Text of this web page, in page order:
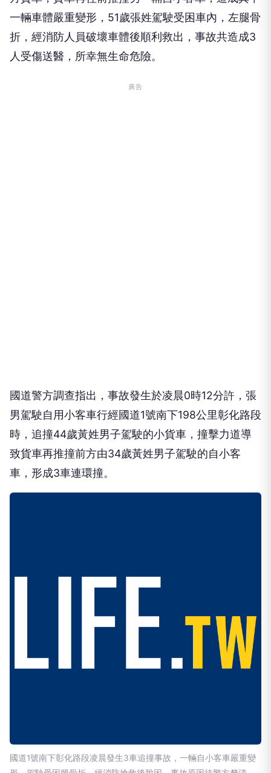
一輛車體嚴重變形，51歲張姓駕駛受困車內，左腿骨
折，經消防人員破壞車體後順利救出，事故共造成3
人受傷送醫，所幸無生命危險。
廣告
男駕駛自用小客車行經國道1號南下198公里彰化路段
時，追撞44歲黃姓男子駕駛的小貨車，撞擊力道導
致貨車再推撞前方由34歲黃姓男子駕駛的自小客
車，形成3車連環撞。
形，駕駛受困腿骨折，經消防搶救後脫困，事故原因待警方釐清。
（消防局提供）